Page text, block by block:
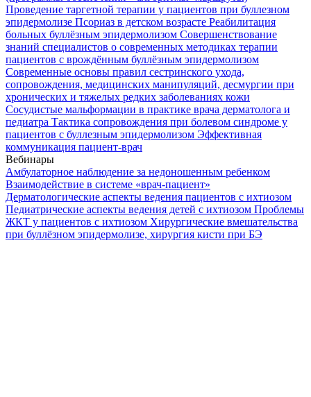
Проведение таргетной терапии у пациентов при буллезном
эпидермолизе Псориаз в детском возрасте Реабилитация
больных буллёзным эпидермолизом Совершенствование
знаний специалистов о современных методиках терапии
пациентов с врождённым буллёзным эпидермолизом
Современные основы правил сестринского ухода,
сопровождения, медицинских манипуляций, десмургии при
хронических и тяжелых редких заболеваниях кожи
Сосудистые мальформации в практике врача дерматолога и
педиатра Тактика сопровождения при болевом синдроме у
пациентов с буллезным эпидермолизом Эффективная
коммуникация пациент-врач
Вебинары
Амбулаторное наблюдение за недоношенным ребенком
Взаимодействие в системе «врач-пациент»
Дерматологические аспекты ведения пациентов с ихтиозом
Педиатрические аспекты ведения детей с ихтиозом Проблемы
ЖКТ у пациентов с ихтиозом Хирургические вмешательства
при буллёзном эпидермолизе, хирургия кисти при БЭ